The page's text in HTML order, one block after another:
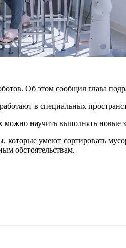
Об этом сообщил глава
в специальных
можно научить выполнять новые
которые умеют сортировать
обстоятельствам.